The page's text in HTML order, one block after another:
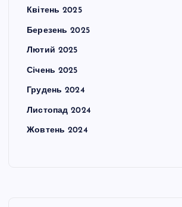
Квітень 2025
Березень 2025
Лютий 2025
Січень 2025
Грудень 2024
Листопад 2024
Жовтень 2024